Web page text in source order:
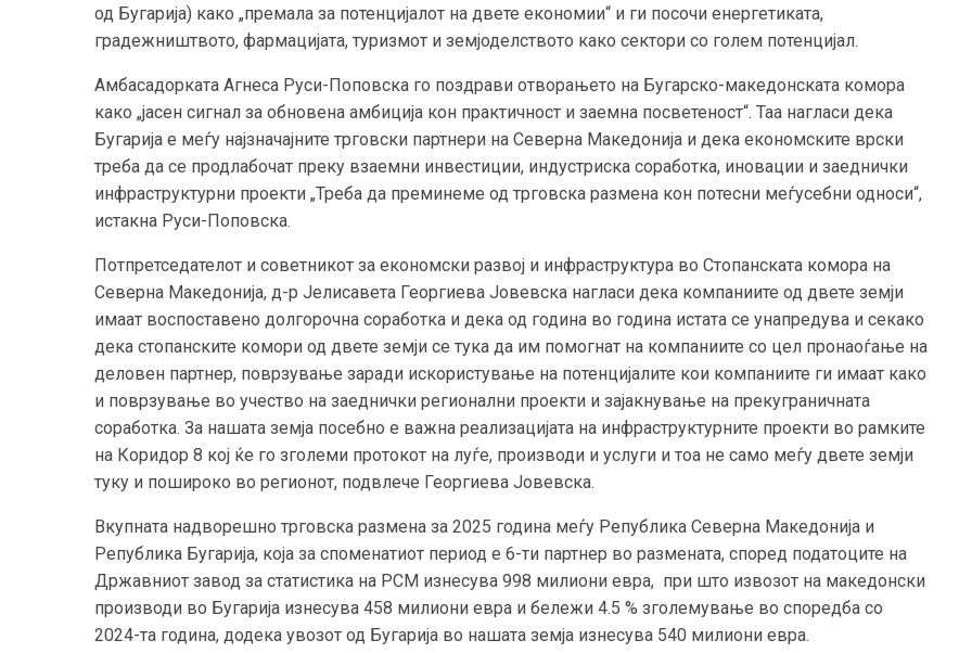
од Бугарија) како „премала за потенцијалот на двете економии“ и ги посочи енергетиката,
градежништвото, фармацијата, туризмот и земјоделството како сектори со голем потенцијал.
Амбасадорката Агнеса Руси-Поповска го поздрави отворањето на Бугарско-македонската комора
како „јасен сигнал за обновена амбиција кон практичност и заемна посветеност“. Таа нагласи дека
Бугарија е меѓу најзначајните трговски партнери на Северна Македонија и дека економските врски
треба да се продлабочат преку взаемни инвестиции, индустриска соработка, иновации и заеднички
инфраструктурни проекти „Треба да преминеме од трговска размена кон потесни меѓусебни односи“,
истакна Руси-Поповска.
Потпретседателот и советникот за економски развој и инфраструктура во Стопанската комора на
Северна Македонија, д-р Јелисавета Георгиева Јовевска нагласи дека компаниите од двете земји
имаат воспоставено долгорочна соработка и дека од година во година истата се унапредува и секако
дека стопанските комори од двете земји се тука да им помогнат на компаниите со цел пронаоѓање на
деловен партнер, поврзување заради искористување на потенцијалите кои компаниите ги имаат како
и поврзување во учество на заеднички регионални проекти и зајакнување на прекуграничната
соработка. За нашата земја посебно е важна реализацијата на инфраструктурните проекти во рамките
на Коридор 8 кој ќе го зголеми протокот на луѓе, производи и услуги и тоа не само меѓу двете земји
туку и пошироко во регионот, подвлече Георгиева Јовевска.
Вкупната надворешно трговска размена за 2025 година меѓу Република Северна Македонија и
Република Бугарија, која за споменатиот период е 6-ти партнер во размената, според податоците на
Државниот завод за статистика на РСМ изнесува 998 милиони евра, при што извозот на македонски
производи во Бугарија изнесува 458 милиони евра и бележи 4.5 % зголемување во споредба со
2024-та година, додека увозот од Бугарија во нашата земја изнесува 540 милиони евра.